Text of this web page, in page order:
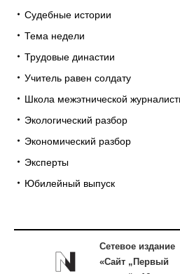
Судебные истории
Тема недели
Трудовые династии
Учитель равен солдату
Школа межэтнической
Экологический разбор
Экономический разбор
Эксперты
Юбилейный выпуск
Сетевое издание
«Сайт „Первый